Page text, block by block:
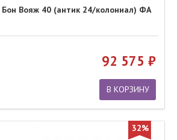
Вояж 40 (антик 24/колониал) ФА
92 575
В КОРЗИНУ
32%